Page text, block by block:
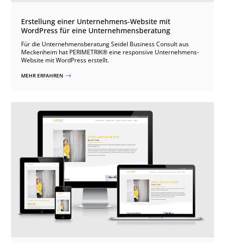
Erstellung einer Unternehmens-Website mit
WordPress für eine Unternehmensberatung
Für die Unternehmensberatung Seidel Business Consult aus
Meckenheim hat PERIMETRIK® eine responsive Unternehmens-
Website mit WordPress erstellt.
MEHR ERFAHREN $